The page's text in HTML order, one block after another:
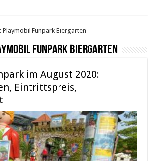
Playmobil Funpark Biergarten
Funpark Biergarten
im August 2020:
Eintrittspreis,